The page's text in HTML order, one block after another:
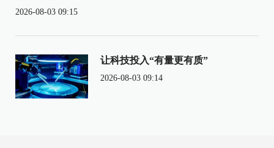
2026-08-03 09:15
让科技投入“有量更有质”
2026-08-03 09:14